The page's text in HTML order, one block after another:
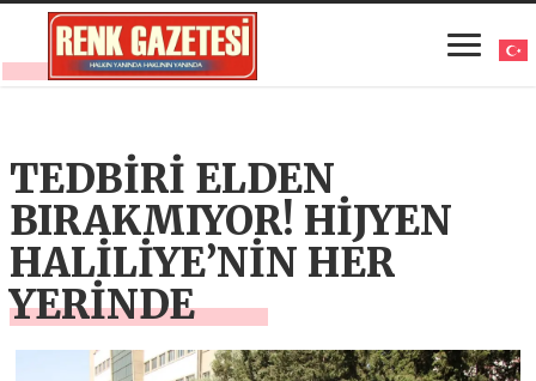
TEDBİRİ ELDEN
BIRAKMIYOR! HİJYEN
HALİLİYE’NİN HER
YERİNDE